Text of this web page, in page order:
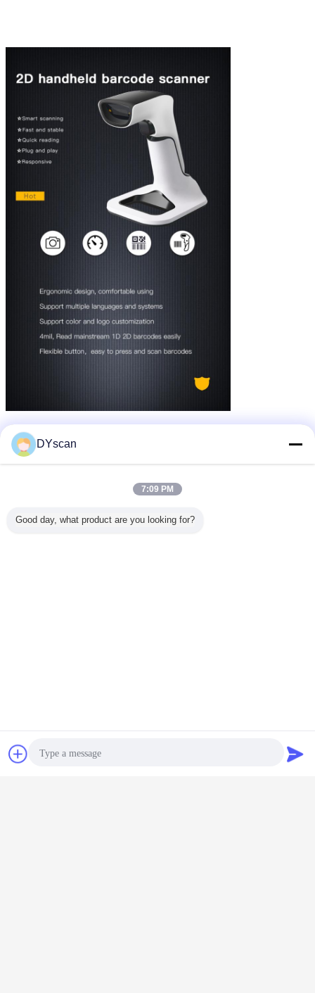
Chiacchierare
DYscan
7:09 PM
Good day, what product are you looking for?